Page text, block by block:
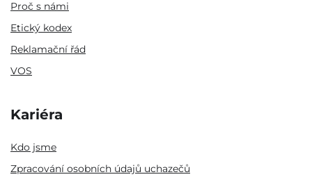
Proč s námi
Etický kodex
Reklamační řád
VOS
Kariéra
Kdo jsme
Zpracování osobních údajů uchazečů